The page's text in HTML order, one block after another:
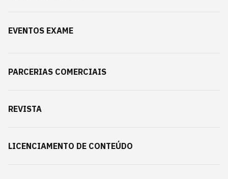
EVENTOS EXAME
PARCERIAS COMERCIAIS
REVISTA
LICENCIAMENTO DE CONTEÚDO